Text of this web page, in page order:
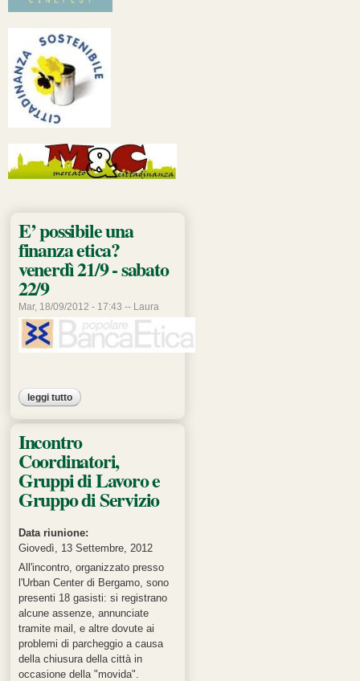
E’ possibile una
finanza etica?
venerdì 21/9 - sabato
22/9
Mar, 18/09/2012 - 17:43 -- Laura
leggi tuttosu e’ possibile una finanza etica? venerdì 21/9 - sabato 22/9
Incontro
Coordinatori,
Gruppi di Lavoro e
Gruppo di Servizio
Data riunione:
Giovedì, 13 Settembre, 2012
All'incontro, organizzato presso
l'Urban Center di Bergamo, sono
presenti 18 gasisti: si registrano
alcune assenze, annunciate
tramite mail, e altre dovute ai
problemi di parcheggio a causa
della chiusura della città in
occasione della "movida".
Pagine